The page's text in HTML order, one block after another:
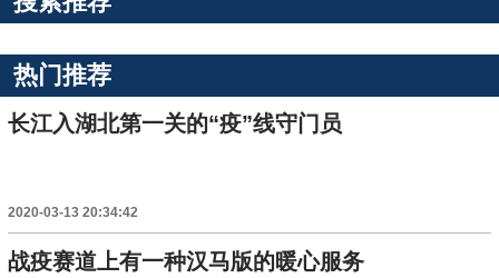
热门推荐
长江入湖北第一关的“疫”线守门员
2020-03-13 20:34:42
战疫赛道上有一种汉马版的暖心服务